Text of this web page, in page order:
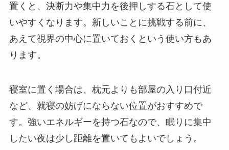
置くと、決断力や集中力を後押しする石として使
いやすくなります。新しいことに挑戦する前に、
あえて視界の中心に置いておくという使い方もあ
ります。
寝室に置く場合は、枕元よりも部屋の入り口付近
など、就寝の妨げにならない位置がおすすめで
す。強いエネルギーを持つ石なので、眠りに集中
したい夜は少し距離を置いてもよいでしょう。